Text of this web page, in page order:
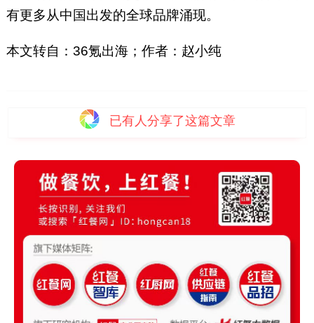
有更多从中国出发的全球品牌涌现。
本文转自：36氪出海；作者：赵小纯
已有 人分享了这篇文章